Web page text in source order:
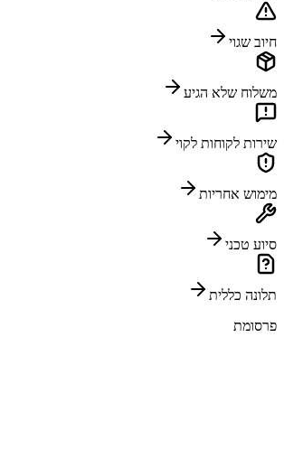
חיוב שגוי
משלוח שלא הגיע
שירות לקוחות לקוי
מימוש אחריות
סיוע טכני
תלונה כללית
פרסומת